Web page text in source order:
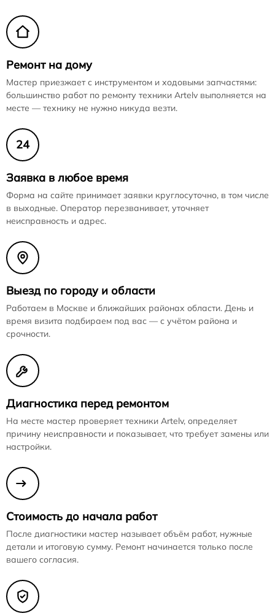
Ремонт на дому
Мастер приезжает с инструментом и ходовыми запчастями:
большинство работ по ремонту техники Artelv выполняется на
месте — технику не нужно никуда везти.
24
Заявка в любое время
Форма на сайте принимает заявки круглосуточно, в том числе
в выходные. Оператор перезванивает, уточняет
неисправность и адрес.
Выезд по городу и области
Работаем в Москве и ближайших районах области. День и
время визита подбираем под вас — с учётом района и
срочности.
Диагностика перед ремонтом
На месте мастер проверяет техники Artelv, определяет
причину неисправности и показывает, что требует замены или
настройки.
Стоимость до начала работ
После диагностики мастер называет объём работ, нужные
детали и итоговую сумму. Ремонт начинается только после
вашего согласия.